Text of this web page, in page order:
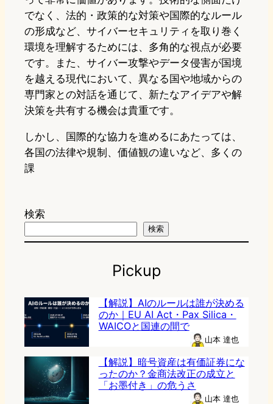
でなく、法的・政策的な対策や国際的なルール
の形成など、サイバーセキュリティを取り巻く
環境を理解するためには、多角的な視点が必要
です。また、サイバー攻撃やデータ侵害が国境
を越える現代において、異なる国や地域からの
専門家との対話を通じて、新たなアイデアや解
決策を共有する機会は貴重です。
しかし、国際的な協力を進めるにあたっては、
各国の法律や規制、価値観の違いなど、多くの
課
検索
検索
Pickup
【解説】AIのルールは誰が決める
のか｜EU AI Act・Pax Silica・
WAICOと国連の間で
山本 達也
【解説】暗号資産は有価証券にな
ったのか？金商法改正の成立と
「お墨付き」の危うさ
山本 達也